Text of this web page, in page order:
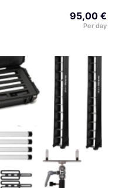
95,00 €
Per day